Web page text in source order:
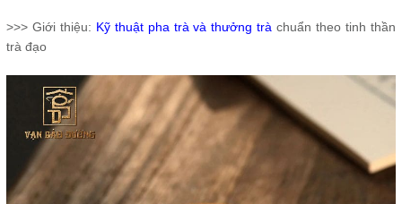
>>> Giới thiệu: Kỹ thuật pha trà và thưởng trà chuẩn theo tinh thần
trà đạo